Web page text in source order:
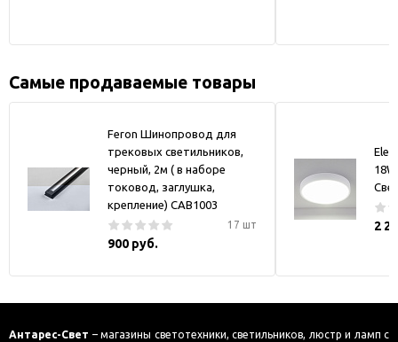
Самые продаваемые товары
Feron Шинопровод для
трековых светильников,
черный, 2м ( в наборе
токовод, заглушка,
крепление) CAB1003
17 шт
900 руб.
2
Антарес-Свет – магазины светотехники, светильников, люстр и ламп с